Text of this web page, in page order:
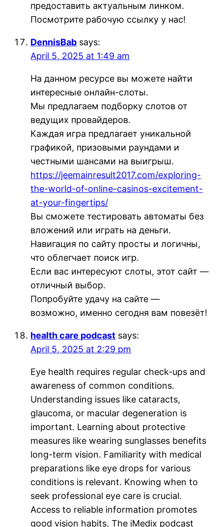
предоставить актуальным линком.
Посмотрите рабочую ссылку у нас!
DennisBab says:
April 5, 2025 at 1:49 am
На данном ресурсе вы можете найти
интересные онлайн-слоты.
Мы предлагаем подборку слотов от
ведущих провайдеров.
Каждая игра предлагает уникальной
графикой, призовыми раундами и
честными шансами на выигрыш.
https://jeemainresult2017.com/exploring-
the-world-of-online-casinos-excitement-
at-your-fingertips/
Вы сможете тестировать автоматы без
вложений или играть на деньги.
Навигация по сайту просты и логичны,
что облегчает поиск игр.
Если вас интересуют слоты, этот сайт —
отличный выбор.
Попробуйте удачу на сайте —
возможно, именно сегодня вам повезёт!
health care podcast says:
April 5, 2025 at 2:29 pm
Eye health requires regular check-ups and
awareness of common conditions.
Understanding issues like cataracts,
glaucoma, or macular degeneration is
important. Learning about protective
measures like wearing sunglasses benefits
long-term vision. Familiarity with medical
preparations like eye drops for various
conditions is relevant. Knowing when to
seek professional eye care is crucial.
Access to reliable information promotes
good vision habits. The iMedix podcast